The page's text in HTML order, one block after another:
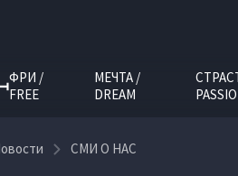
ФРИ /
FREE
МЕЧТА /
DREAM
СМИ О НАС